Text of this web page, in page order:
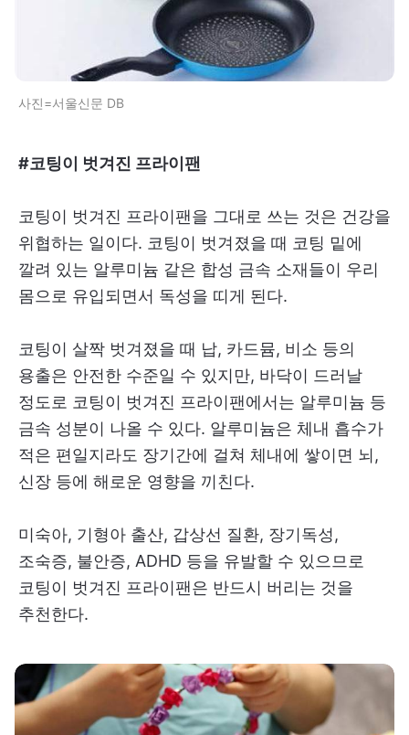
사진=서울신문 DB
#코팅이 벗겨진 프라이팬
코팅이 벗겨진 프라이팬을 그대로 쓰는 것은 건강을
위협하는 일이다. 코팅이 벗겨졌을 때 코팅 밑에
깔려 있는 알루미늄 같은 합성 금속 소재들이 우리
몸으로 유입되면서 독성을 띠게 된다.
코팅이 살짝 벗겨졌을 때 납, 카드뮴, 비소 등의
용출은 안전한 수준일 수 있지만, 바닥이 드러날
정도로 코팅이 벗겨진 프라이팬에서는 알루미늄 등
금속 성분이 나올 수 있다. 알루미늄은 체내 흡수가
적은 편일지라도 장기간에 걸쳐 체내에 쌓이면 뇌,
신장 등에 해로운 영향을 끼친다.
미숙아, 기형아 출산, 갑상선 질환, 장기독성,
조숙증, 불안증, ADHD 등을 유발할 수 있으므로
코팅이 벗겨진 프라이팬은 반드시 버리는 것을
추천한다.